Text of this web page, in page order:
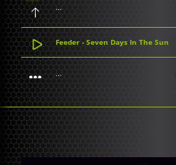
...
Feeder - Seven Days In The Sun
...